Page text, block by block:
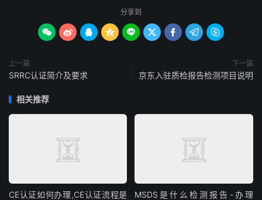
分享到
        
上一篇
SRRC认证简介及要求
下一篇
京东入驻质检报告检测项目说明
相关推荐
CE认证如何办理,CE认证流程是
MSDS是什么检测报告-办理